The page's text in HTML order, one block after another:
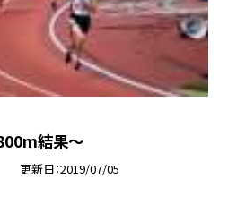
結果〜
更新日 2019/07/05